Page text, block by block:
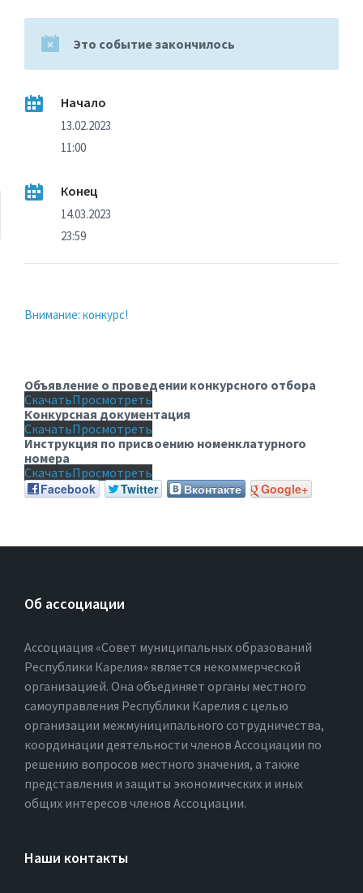
Это событие закончилось
Начало
13.02.2023
11:00
Конец
14.03.2023
23:59
Внимание: конкурс!
Объявление о проведении конкурсного отбора
СкачатьПросмотреть
Конкурсная документация
СкачатьПросмотреть
Инструкция по присвоению номенклатурного
номера
СкачатьПросмотреть
Facebook
Twitter Вконтакте Google+
Об ассоциации
Ассоциация «Совет муниципальных образований
Республики Карелия» является некоммерческой
организацией. Она объединяет органы местного
самоуправления Республики Карелия с целью
организации межмуниципального сотрудничества,
координации деятельности членов Ассоциации по
решению вопросов местного значения, а также
представления и защиты экономических и иных
общих интересов членов Ассоциации.
Наши контакты